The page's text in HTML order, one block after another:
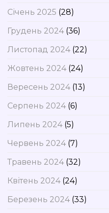
Січень 2025 (28)
Грудень 2024(36)
Листопад 2024(22)
Жовтень 2024(24)
Вересень 2024(13)
Серпень 2024(6)
Липень 2024(5)
Червень 2024(7)
Травень 2024(32)
Квітень 2024(24)
Березень 2024(33)